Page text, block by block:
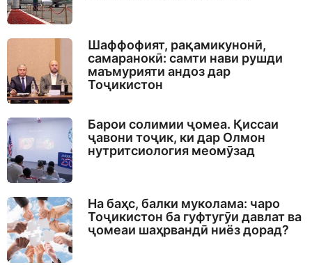
Шаффофият, рақамикунонӣ,
самаранокӣ: самти нави рушди
маъмурияти андоз дар
Тоҷикистон
Барои солимии ҷомеа. Қиссаи
ҷавони тоҷик, ки дар Олмон
нутритсиология меомӯзад
На баҳс, балки муколама: чаро
Тоҷикистон ба гуфтугӯи давлат ва
ҷомеаи шаҳрвандӣ ниёз дорад?